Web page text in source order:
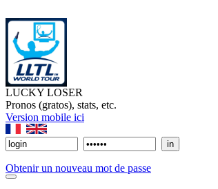
LUCKY LOSER
Pronos (gratos), stats, etc.
Version mobile ici
Obtenir un nouveau mot de passe